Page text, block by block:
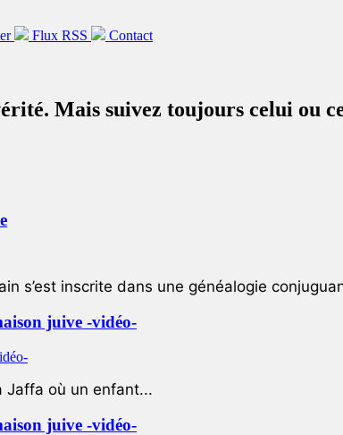
Flux RSS Contact
Mais suivez toujours celui ou
s’est inscrite dans une généalogie
juive -vidéo-
Jaffa où un enfant...
juive -vidéo-